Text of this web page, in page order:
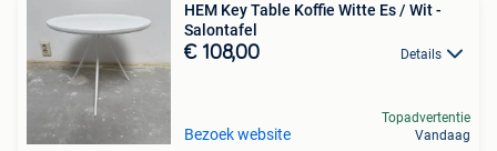
HEM Key Table Koffie Witte Es / Wit -
Salontafel
€ 108,00 Details
Bezoek website
Topadvertentie
Vandaag